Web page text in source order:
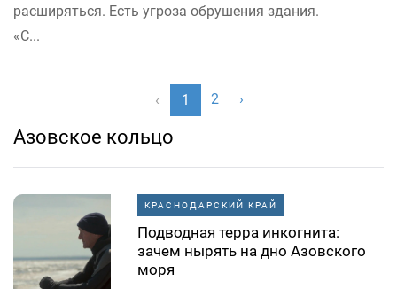
расширяться. Есть угроза обрушения здания.
«С...
‹ 1 2 ›
Азовское кольцо
КРАСНОДАРСКИЙ КРАЙ
Подводная терра инкогнита:
зачем нырять на дно Азовского
моря